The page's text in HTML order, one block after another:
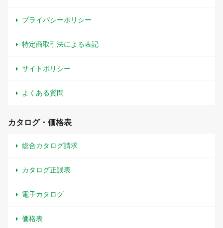
プライバシーポリシー
特定商取引法による表記
サイトポリシー
よくある質問
カタログ・価格表
総合カタログ請求
カタログ正誤表
電子カタログ
価格表